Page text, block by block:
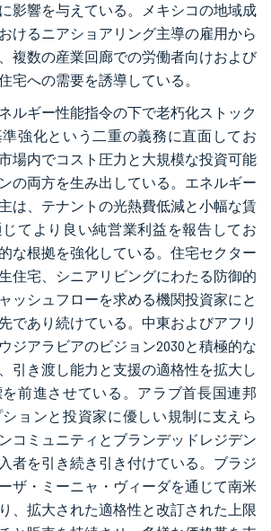
影響を与えている。メキシコの地域成
けるニアショアリング主導の雇用から
複数の産業回廊での労働者向けおよび
宅への需要を誘導している。
ルギー性能指令の下で老朽化ストック
強化という二重の義務に直面してお
場内でコスト圧力と大規模な投資可能
の両方を生み出している。エネルギー
は、テナントの光熱費低減と小幅な賃
てより良い純営業利益を報告してお
な根拠を強化している。住宅セクター
住宅、シニアリビングにわたる防御的
ッシュフローを求める機関投資家にと
であり続けている。中東およびアフリ
ジアラビアのビジョン2030と積極的な
引き渡し能力と支援の適格性を拡大し
前進させている。アラブ首長国連邦
ョンと投資家に優しい規制に支えら
コミュニティとブランデッドレジデン
者を引き続き引き付けている。ブラジ
ザ・ミーニャ・ヴィーダを通じて南米
、拡大された適格性と改訂された上限